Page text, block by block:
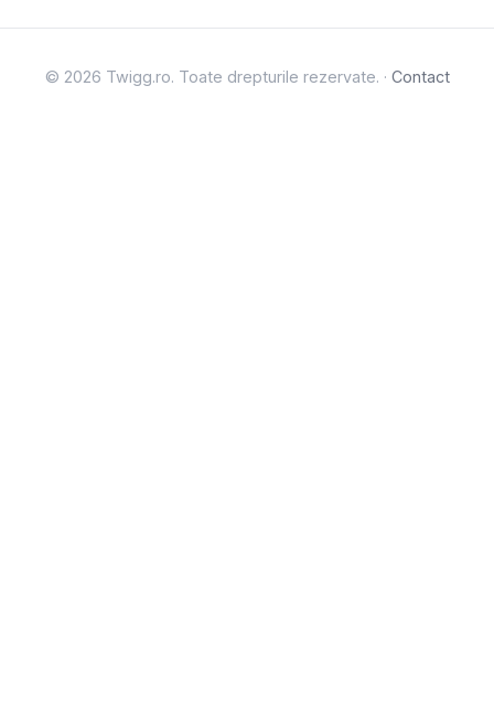
© 2026 Twigg.ro. Toate drepturile rezervate. · Contact